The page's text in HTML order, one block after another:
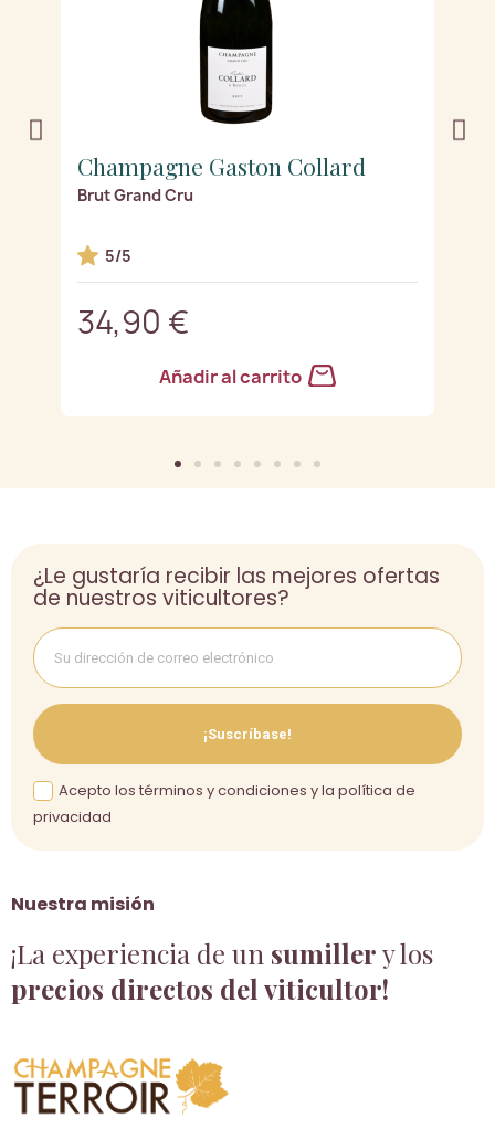
Champagne Gaston Collard
Brut Grand Cru
5/5
34,90 €
Añadir al carrito
Nuestra misión
¡La experiencia de un sumillery los
precios directos del viticultor!
¿Le gustaría recibir las mejores ofertas
de nuestros viticultores?
¡Suscríbase!
Acepto los términos y condiciones y la política de
privacidad